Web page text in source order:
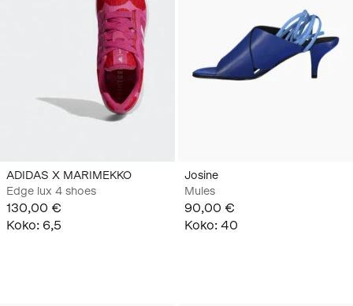
ADIDAS X MARIMEKKO
Edge lux 4 shoes
130,00 €
Koko: 6,5
Josine
Mules
90,00 €
Koko: 40